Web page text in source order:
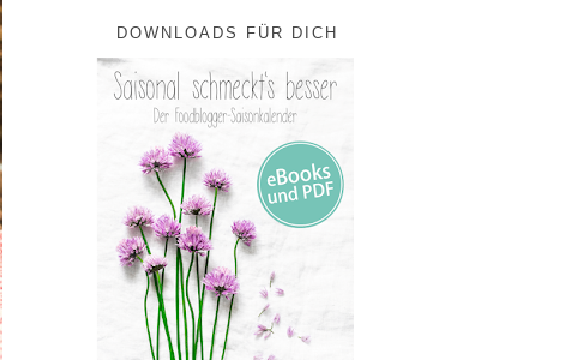
DOWNLOADS FÜR DICH